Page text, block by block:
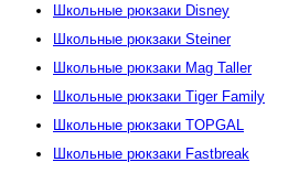
Школьные рюкзаки Disney
Школьные рюкзаки Steiner
Школьные рюкзаки Mag Taller
Школьные рюкзаки Tiger Family
Школьные рюкзаки TOPGAL
Школьные рюкзаки Fastbreak